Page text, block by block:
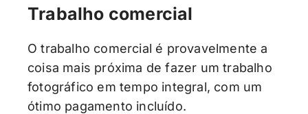
Trabalho comercial
O trabalho comercial é provavelmente a
coisa mais próxima de fazer um trabalho
fotográfico em tempo integral, com um
ótimo pagamento incluído.